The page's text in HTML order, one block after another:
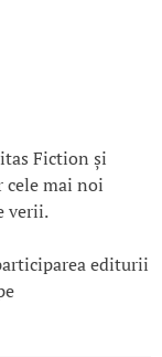
Fiction și
mai noi
verii.
editurii